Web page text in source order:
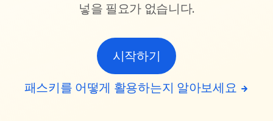
넣을 필요가 없습니다.
시작하기
패스키를 어떻게 활용하는지 알아보세요